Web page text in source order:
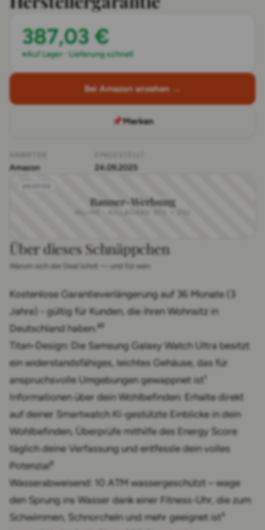
387,03 €
●Auf Lager · Lieferung schnell
Bei Amazon ansehen →
📌Merken
Amazon 24.09.2025
Banner-Werbung
Über dieses Schnäppchen
Warum sich der Deal lohnt — und für wen
Kostenlose Garantieverlängerung auf 36 Monate (3
Jahre) - gültig für Kunden, die ihren Wohnsitz in
Deutschland haben.²⁰
Titan-Design: Die Samsung Galaxy Watch Ultra besitzt
ein widerstandsfähiges, leichtes Gehäuse, das für
anspruchsvolle Umgebungen gewappnet ist¹
Informationen über dein Wohlbefinden: Erhalte direkt
auf deiner Smartwatch KI-gestützte Einblicke in dein
Wohlbefinden, Überprüfe mithilfe des Energy Score
täglich deine Verfassung und entfessle dein volles
Potenzial²
Wasserabweisend: 10 ATM wassergeschützt – wage
den Sprung ins Wasser dank einer Fitness-Uhr, die zum
Schwimmen, Schnorcheln und mehr geeignet ist³